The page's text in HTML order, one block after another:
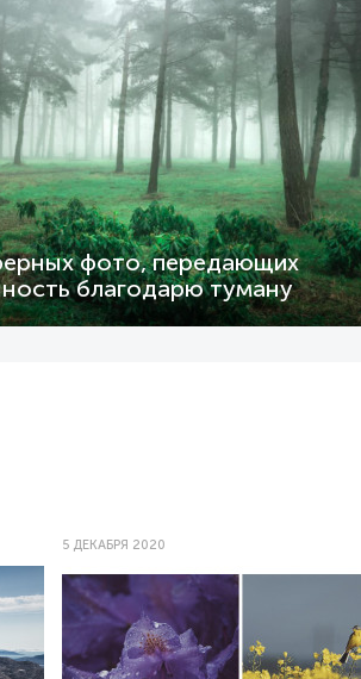
фото, передающих
благодарю туману
5 ДЕКАБРЯ 2020